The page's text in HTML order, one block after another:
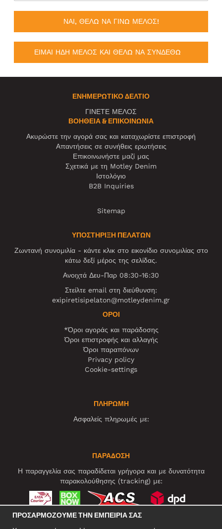
ΝΑΙ, ΘΕΛΩ ΝΑ ΓΙΝΩ ΜΕΛΟΣ!
ΕΙΜΑΙ ΗΔΗ ΜΕΛΟΣ ΚΑΙ ΘΕΛΩ ΝΑ ΣΥΝΔΕΘΩ
ΕΝΗΜΕΡΩΤΙΚΌ ΔΕΛΤΊΟ
ΓΙΝΕΤΕ ΜΕΛΟΣ
ΒΟΉΘΕΙΑ & ΕΠΙΚΟΙΝΩΝΊΑ
Ακυρώστε την αγορά σας και καταχωρίστε επιστροφή
Απαντήσεις σε συνήθεις ερωτήσεις
Επικοινωνήστε μαζί μας
Σχετικά με τη Motley Denim
Ιστολόγιο
B2B Inquiries
Sitemap
ΥΠΟΣΤΗΡΙΞΗ ΠΕΛΑΤΩΝ
Ζωντανή συνομιλία - κάντε κλικ στο εικονίδιο συνομιλίας στο
κάτω δεξί μέρος της σελίδας.
Ανοιχτά Δευ-Παρ 08:30-16:30
Στείλτε email στη διεύθυνση:
exipiretisipelaton@motleydenim.gr
ΌΡΟΙ
*Όροι αγοράς και παράδοσης
Όροι επιστροφής και αλλαγής
Όροι παραπόνων
Privacy policy
Cookie-settings
ΠΛΗΡΩΜΗ
Ασφαλείς πληρωμές με:
ΠΑΡΑΔΟΣΗ
Η παραγγελία σας παραδίδεται γρήγορα και με δυνατότητα
παρακολούθησης (tracking) με:
ΠΡΟΣΑΡΜΌΖΟΥΜΕ ΤΗΝ ΕΜΠΕΙΡΊΑ ΣΑΣ